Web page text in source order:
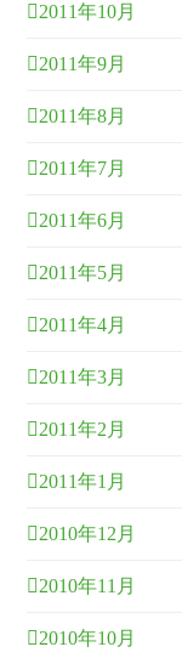
2011年10月
2011年9月
2011年8月
2011年7月
2011年6月
2011年5月
2011年4月
2011年3月
2011年2月
2011年1月
2010年12月
2010年11月
2010年10月